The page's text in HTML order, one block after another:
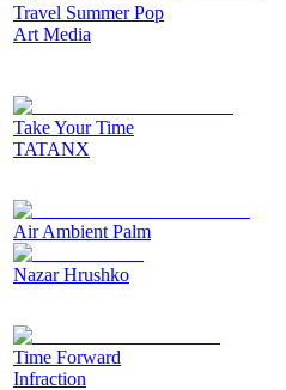
Travel Summer Pop
Art Media
Take Your Time
TATANX
Air Ambient Palm
Nazar Hrushko
Time Forward
Infraction